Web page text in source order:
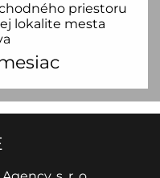
priestoru
lokalite mesta